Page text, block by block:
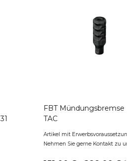
FBT Mündungsbremse
TAC
Artikel mit
Nehmen Sie gerne Kontakt zu